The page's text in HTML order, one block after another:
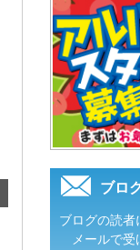
ブロ
ブログの読者
メールで受